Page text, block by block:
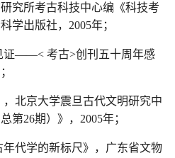
究所考古科技中心编《科技考
学出版社，2005年；
证——< 考古>创刊五十周年感
北京大学震旦古代文明研究中
第26期）》，2005年；
代学的新标尺》，广东省文物